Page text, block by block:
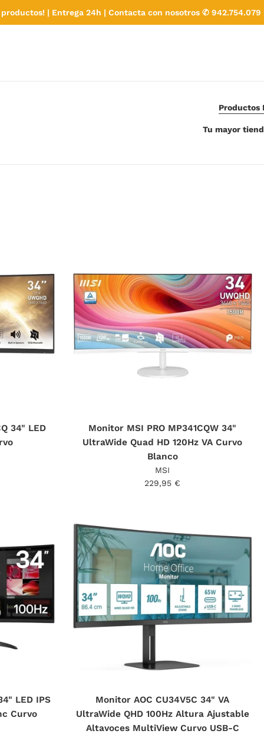
productos! | Entrega 24h | Contacta con nosotros ✆
Productos
Tu mayor
34" LED
Monitor MSI PRO MP341CQW 34"
UltraWide Quad HD 120Hz VA Curvo
Blanco
MSI
Precio
229,95 €
LED IPS
Curvo
Monitor AOC CU34V5C 34" VA
UltraWide QHD 100Hz Altura Ajustable
Altavoces MultiView Curvo USB-C